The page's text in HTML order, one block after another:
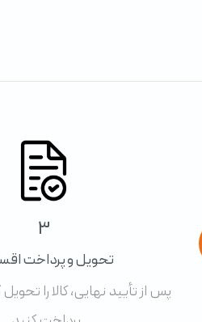
3
تحویل و پرداخت
پس از تأیید نهایی، کالا را